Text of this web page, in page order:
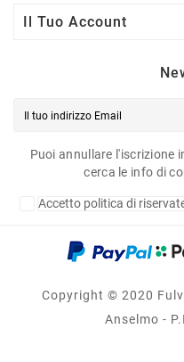
Il Tuo Account
Puoi annullare l'iscrizione
cerca le info di
Accetto politica di
Copyright © 2020
Anselmo -